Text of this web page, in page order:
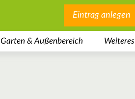
Eintrag anlegen
Garten & Außenbereich Weiteres